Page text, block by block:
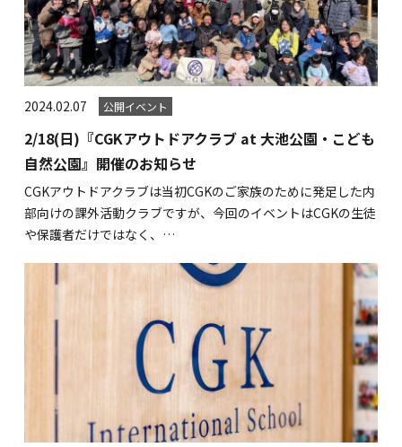
2024.02.07 公開イベント
2/18(日)『CGKアウトドアクラブ at 大池公園・こども
自然公園』開催のお知らせ
CGKアウトドアクラブは当初CGKのご家族のために発足した内
部向けの課外活動クラブですが、今回のイベントはCGKの生徒
や保護者だけではなく、…